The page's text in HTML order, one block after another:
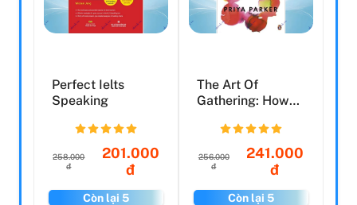
Perfect Ielts
Speaking
258.000
đ
201.000
đ
Còn lại 5
The Art Of
Gathering: How
It Matte...
256.000
đ
241.000
đ
Còn lại 5